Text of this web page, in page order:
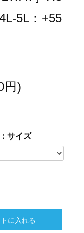
5L：+55
円)
サイズ
に入れる